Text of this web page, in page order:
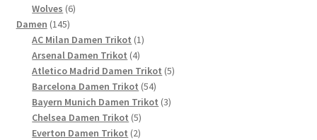
Wolves 66
Damen 145145
Produkte
AC Milan Damen Trikot 11
Arsenal Damen Trikot 44
Produkte
Atletico Madrid Damen Trikot 55
Barcelona Damen Trikot 5454
Produkte
Bayern Munich Damen Trikot 33
Chelsea Damen Trikot 55
Produkte
Everton Damen Trikot 22